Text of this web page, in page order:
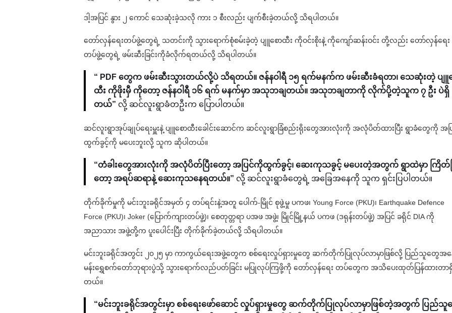
ဒါ့အပြင် နွား ၂ ကောင် သေဆုံးခဲ့သလို ကား ၁ စီးလည်း ပျက်စီးခဲ့တယ်လို့ သိရပါတယ်။
တော်လှန်ရေးတပ်ဖွဲ့တွေရဲ့ သတင်းကို သွားရောက်စုံစမ်းခဲ့တဲ့ ပျူစောထီး ကိုဝင်းစိုးနဲ့ ကိုကျော်ဆန်းဝင်း တို့လည်း တော်လှန်ရေး
တပ်ဖွဲ့တွေရဲ့ ဖမ်းဆီးခြင်းကိုခံလိုက်ရတယ်လို့ သိရပါတယ်။
“ PDF တွေက ဖမ်းဆီးသွားတယ်လို့ပဲ သိရတယ်။ ဇန်နဝါရီ ၁၅ ရက်မနက်က ဖမ်းဆီးခံရတာ၊ သေဆုံးတဲ့ ပျူ
ထီး ကိုဖိုးမှီ ကို‌တော့ ဇန်နဝါရီ ၁၆ ရက် မနက်မှာ အသုဘချတယ်။ အသုဘချတာကို လိုက်ပို့တဲ့သူက ၇ ဦး ပဲရှိ
တယ်” လို့ ဆင်လူးရွာခံတဦးက ပြောပါတယ်။
ဆင်လူးရွာအုပ်ချုပ်ရေးမှူးနဲ့ ပျူစောထီးခေါင်းဆောင်က ဆင်လူးရွာခြံစည်းရိုးတွေအားလုံးကို အလုံပိတ်ထားပြီး ရွာခံတွေကို အပ
ထွက်ခွင့်ကို မပေးဘူးလို့ သူက ဆိုပါတယ်။
“တံခါးတွေအားလုံးကို အလုံပိတ်ပြီးတော့ အပြင်ကိုထွက်ခွင့်၊ ဆေးကုသခွင့် မပေးတဲ့အတွက် ရွာထဲမှာ ကြိတ်ပ
တော့ အရပ်ဆရာနဲ့ ဆေးကုသနေရတယ်။” လို့ ဆင်လူးရွာခံတွေရဲ့ အခြေအနေကို သူက ရှင်းပြပါတယ်။
တိုက်ခိုက်မှုကို မင်းဘူးခရိုင်အမှတ် ၄ တပ်ရင်းနဲ့အတူ ပေါက်-မြိုင် စုဖွဲ့မှု ပကဖ၊ Young Force (PKU)၊ Earthquake Defence
Force (PKU)၊ Joker (ပြောက်ကျားတပ်ဖွဲ့)၊ စေတုတ္တရာ ပအဖ အဖွဲ့၊ မြိုင်မြို့နယ် ပကဖ (ဒရုန်းတပ်ဖွဲ့) အပြင် ခရိုင် DIA ကို
အညာသား အဖွဲ့တို့က ပူးပေါင်းပြီး တိုက်ခိုက်ခဲ့တယ်လို့ သိရပါတယ်။
မင်းဘူးခရိုင်အတွင်း ၂၀၂၅ မှာ ကာကွယ်ရေးအဖွဲ့တွေက စစ်ရေးလှုပ်ရှားမှုတွေ ဆက်တိုက်ပြုလုပ်လာမှာဖြစ်လို့ ပြည်သူတွေအန
မန်းရွှေစက်တော်ဘုရားပွဲသို့ သွားရောက်လည်ပတ်ခြင်း မပြုလုပ်ကြဖို့ကို တော်လှန်ရေး တပ်တွေက အသိပေးထုတ်ပြန်ထားတာရှိ
တယ်။
“မင်းဘူးခရိုင်အတွင်းမှာ စစ်ရေးဖော်ဆောင် လှုပ်ရှားမှုတွေ ဆက်တိုက်ပြုလုပ်လာမှာဖြစ်တဲ့အတွက် ပြည်သူ